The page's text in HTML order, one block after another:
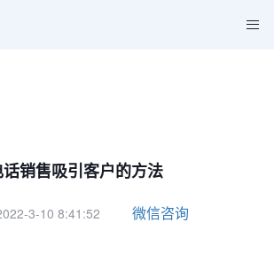
话销售吸引客户的方法
3-10 8:41:52 微信咨询